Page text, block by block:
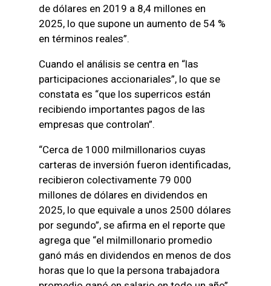
de dólares en 2019 a 8,4 millones en
2025, lo que supone un aumento de 54 %
en términos reales”.
Cuando el análisis se centra en “las
participaciones accionariales”, lo que se
constata es “que los superricos están
recibiendo importantes pagos de las
empresas que controlan”.
“Cerca de 1000 milmillonarios cuyas
carteras de inversión fueron identificadas,
recibieron colectivamente 79 000
millones de dólares en dividendos en
2025, lo que equivale a unos 2500 dólares
por segundo”, se afirma en el reporte que
agrega que “el milmillonario promedio
ganó más en dividendos en menos de dos
horas que lo que la persona trabajadora